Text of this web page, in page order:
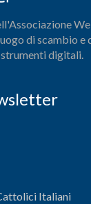
di scambio e
digitali.
Italiani